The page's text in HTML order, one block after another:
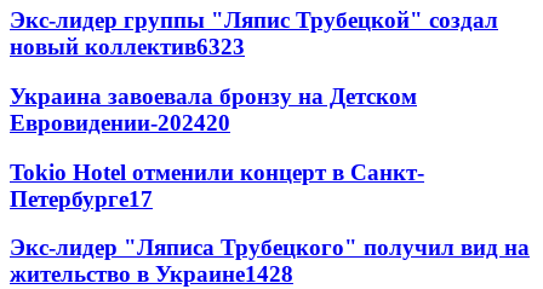
Экс-лидер группы "Ляпис Трубецкой" создал
новый коллектив6323
Украина завоевала бронзу на Детском
Евровидении-202420
Tokio Hotel отменили концерт в Санкт-
Петербурге17
Экс-лидер "Ляписа Трубецкого" получил вид на
жительство в Украине1428